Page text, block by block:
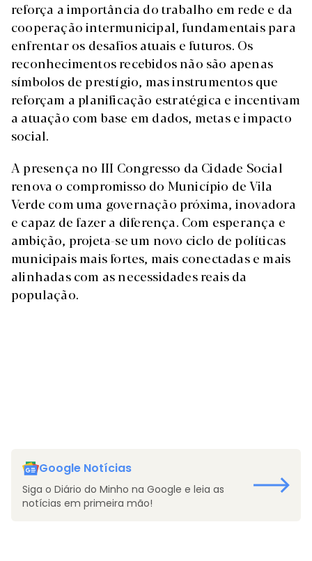
reforça a importância do trabalho em rede e da
cooperação intermunicipal, fundamentais para
enfrentar os desafios atuais e futuros. Os
reconhecimentos recebidos não são apenas
símbolos de prestígio, mas instrumentos que
reforçam a planificação estratégica e incentivam
a atuação com base em dados, metas e impacto
social.
A presença no III Congresso da Cidade Social
renova o compromisso do Município de Vila
Verde com uma governação próxima, inovadora
e capaz de fazer a diferença. Com esperança e
ambição, projeta-se um novo ciclo de políticas
municipais mais fortes, mais conectadas e mais
alinhadas com as necessidades reais da
população.
Google Notícias
Siga o Diário do Minho na Google e leia as
notícias em primeira mão!